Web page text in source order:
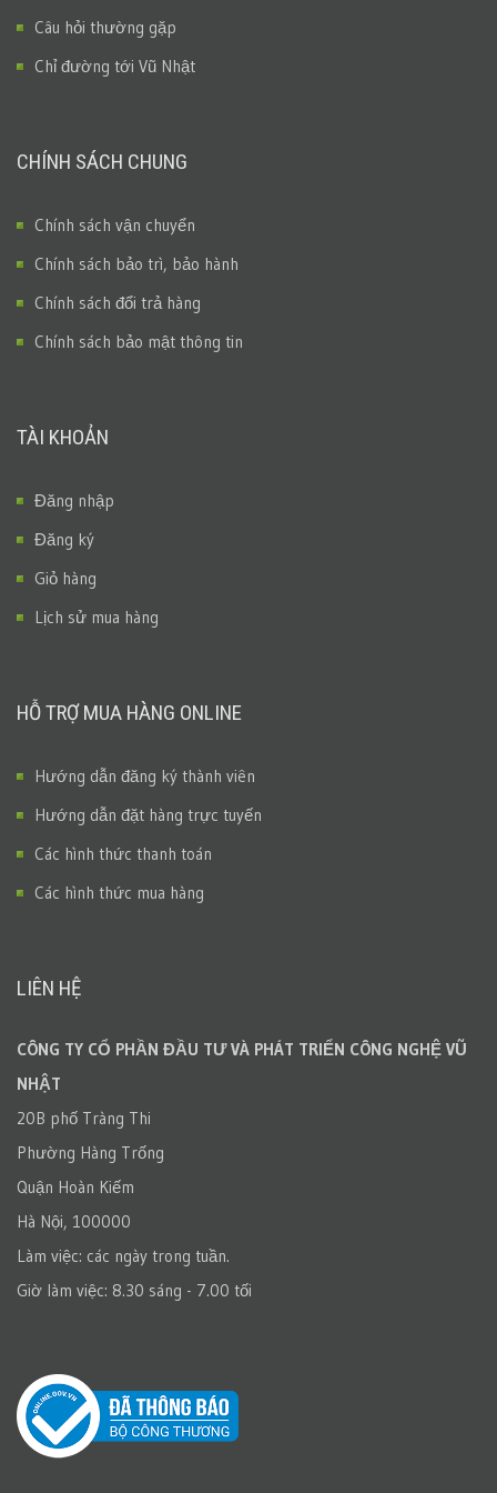
Câu hỏi thường gặp
Chỉ đường tới Vũ Nhật
CHÍNH SÁCH CHUNG
Chính sách vận chuyển
Chính sách bảo trì, bảo hành
Chính sách đổi trả hàng
Chính sách bảo mật thông tin
TÀI KHOẢN
Đăng nhập
Đăng ký
Giỏ hàng
Lịch sử mua hàng
HỖ TRỢ MUA HÀNG ONLINE
Hướng dẫn đăng ký thành viên
Hướng dẫn đặt hàng trực tuyến
Các hình thức thanh toán
Các hình thức mua hàng
LIÊN HỆ
CÔNG TY CỔ PHẦN ĐẦU TƯ VÀ PHÁT TRIỂN CÔNG NGHỆ VŨ
NHẬT
20B phố Tràng Thi
Phường Hàng Trống
Quận Hoàn Kiếm
Hà Nội, 100000
Làm việc: các ngày trong tuần.
Giờ làm việc: 8.30 sáng - 7.00 tối